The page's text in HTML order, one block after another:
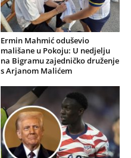
Ermin Mahmić oduševio
mališane u Pokoju: U nedjelju
na Bigramu zajedničko druženje
s Arjanom Malićem